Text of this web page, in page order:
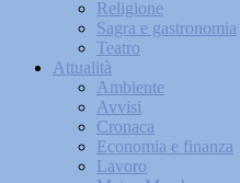
Religione
Sagra e gastronomia
Teatro
Attualità
Ambiente
Avvisi
Cronaca
Economia e finanza
Lavoro